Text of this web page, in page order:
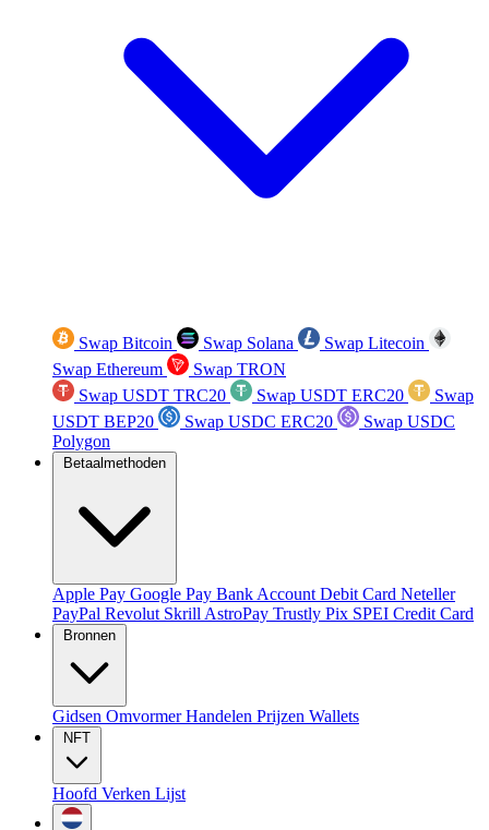
Swap Bitcoin Swap Solana
Swap Litecoin
Swap Ethereum
Swap TRON
Swap USDT TRC20
Swap USDT ERC20
Swap
USDT BEP20
Swap USDC ERC20
Swap USDC
Polygon
Betaalmethoden
Apple Pay Google Pay Bank Account Debit Card Neteller
PayPal Revolut Skrill AstroPay Trustly Pix SPEI Credit Card
Bronnen
Gidsen OmvormerHandelen Prijzen Wallets
NFT
Hoofd Verken Lijst